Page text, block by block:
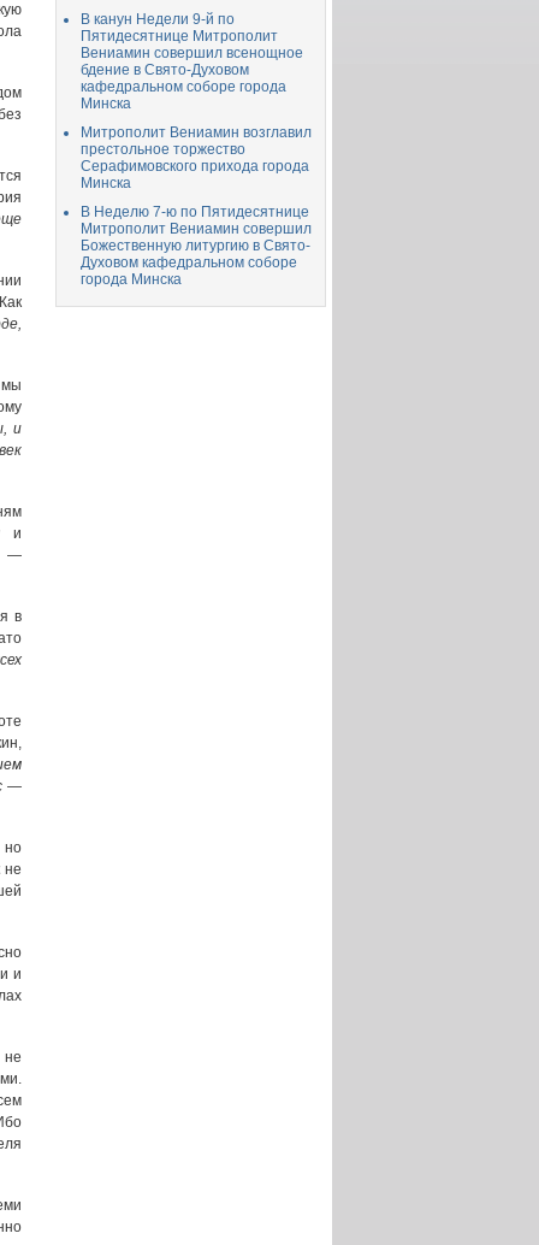
и
и
—
в
—
но
не
и
В канун Недели 9-й по
Пятидесятнице Митрополит
Вениамин совершил всенощное
бдение в Свято-Духовом
кафедральном соборе города
Минска
Митрополит Вениамин возглавил
престольное торжество
Серафимовского прихода города
Минска
В Неделю 7-ю по Пятидесятнице
Митрополит Вениамин совершил
Божественную литургию в Свято-
Духовом кафедральном соборе
города Минска